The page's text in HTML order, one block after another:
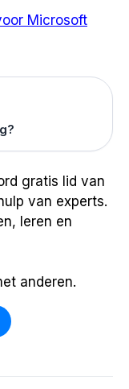
Microsoft
gratis lid van
van experts.
leren en
anderen.